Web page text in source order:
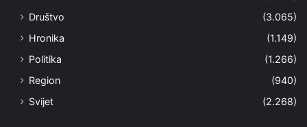
Društvo
(3.065)
Hronika
(1.149)
Politika
(1.266)
Region
(940)
Svijet
(2.268)